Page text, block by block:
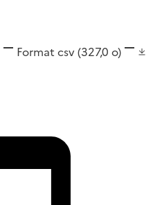
Format csv(327,0 o)